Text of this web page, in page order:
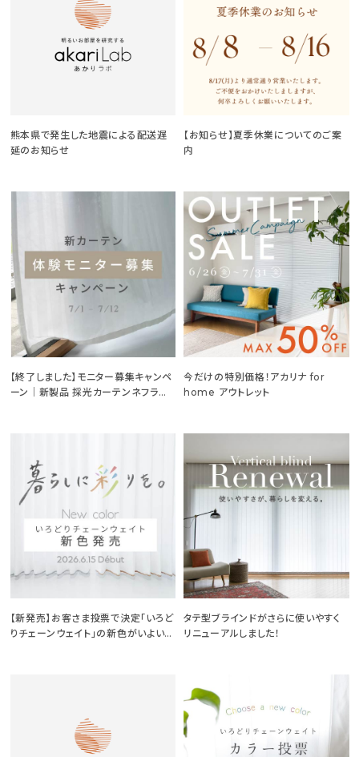
熊本県で発生した地震による配送遅
延のお知らせ
【お知らせ】夏季休業についてのご案
内
【終了しました】モニター募集キャンペ
ーン｜新製品 採光カーテンネフライ
今だけの特別価格！アカリナ for
home アウトレット
【新発売】お客さま投票で決定「いろど
りチェーンウェイト」の新色がいよいよ
タテ型ブラインドがさらに使いやすく
リニューアルしました！